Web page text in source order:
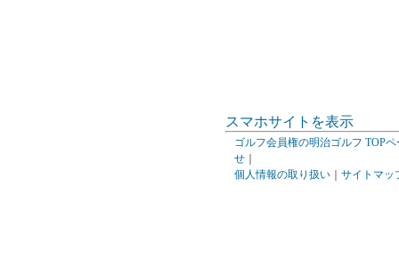
スマホサイトを表示
ゴルフ会員権の明治ゴルフ TOPペ
せ
個人情報の取り扱い
サイトマッ